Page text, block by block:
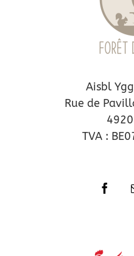
Aisbl
Rue de
TVA :